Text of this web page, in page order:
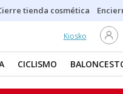
tienda cosmética
Kiosko
CICLISMO